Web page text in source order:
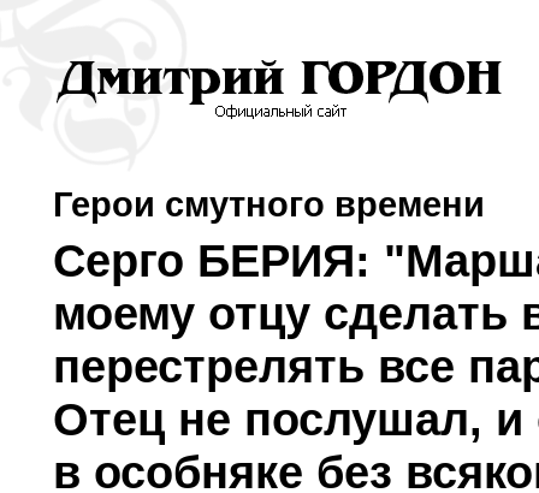
Герои смутного времени
Серго БЕРИЯ:
моему отцу сделать
перестрелять все
Отец не послушал, и
в особняке без